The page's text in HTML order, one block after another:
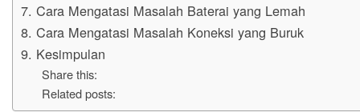
7. Cara Mengatasi Masalah Baterai yang Lemah
8. Cara Mengatasi Masalah Koneksi yang Buruk
9. Kesimpulan
Share this:
Related posts: